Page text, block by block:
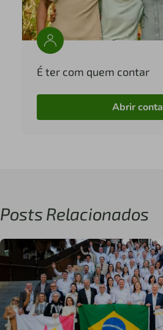
É ter com quem contar
Abrir conta
Posts Relacionados